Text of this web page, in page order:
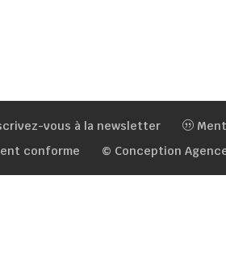
vous à la newsletter
conforme
© Conception